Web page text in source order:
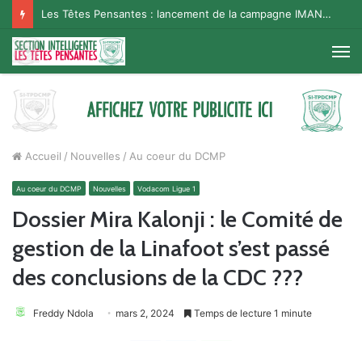
Les Têtes Pensantes : lancement de la campagne IMANA na BISO, Supporter Telema
Accueil / Nouvelles / Au coeur du DCMP
Au coeur du DCMP Nouvelles Vodacom Ligue 1
Dossier Mira Kalonji : le Comité de
gestion de la Linafoot s’est passé
des conclusions de la CDC ???
Freddy Ndola mars 2, 2024 Temps de lecture 1 minute